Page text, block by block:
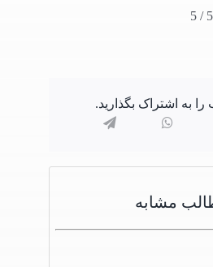
5
/
5
به اشتراک بگذارید.
مشابه